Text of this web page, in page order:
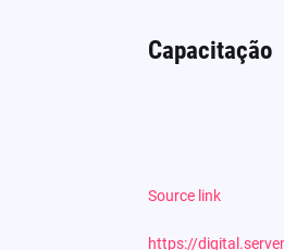
Capacitação
Source link
https://